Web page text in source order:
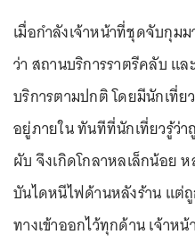
เมื่อกำลังเจ้าหน้าที่ชุดจับกุม
ว่า สถานบริการราตรีคลับ แ
บริการตามปกติ โดยมีนักเที่
อยู่ภายใน ทันทีที่นักเที่ยวรู้ว่
ผับ จึงเกิดโกลาหลเล็กน้อย
บันไดหนีไฟด้านหลังร้าน แต่
ทางเข้าออกไว้ทุกด้าน เจ้าห